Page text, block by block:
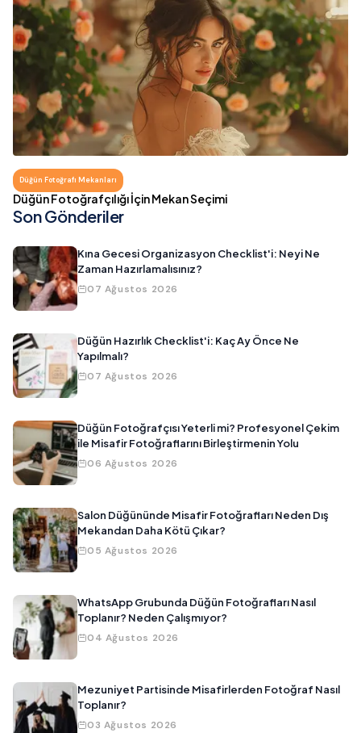
Düğün Fotoğrafı Mekanları
Düğün Fotoğrafçılığı İçin Mekan Seçimi
Son Gönderiler
Kına Gecesi Organizasyon Checklist'i: Neyi Ne
Zaman Hazırlamalısınız?
07 Ağustos 2026
Düğün Hazırlık Checklist'i: Kaç Ay Önce Ne
Yapılmalı?
07 Ağustos 2026
Düğün Fotoğrafçısı Yeterli mi? Profesyonel Çekim
ile Misafir Fotoğraflarını Birleştirmenin Yolu
06 Ağustos 2026
Salon Düğününde Misafir Fotoğrafları Neden Dış
Mekandan Daha Kötü Çıkar?
05 Ağustos 2026
WhatsApp Grubunda Düğün Fotoğrafları Nasıl
Toplanır? Neden Çalışmıyor?
04 Ağustos 2026
Mezuniyet Partisinde Misafirlerden Fotoğraf Nasıl
Toplanır?
03 Ağustos 2026